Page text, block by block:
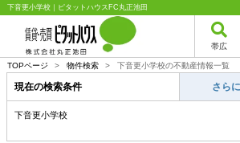
下音更小学校｜ピタットハウスFC丸正池田
帯広
TOPページ > 物件検索 > 下音更小学校の不動産情報一覧
現在の検索条件 さら
下音更小学校